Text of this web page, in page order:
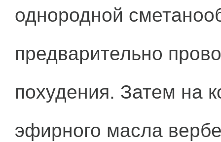
однородной
предварительно
похудения. Затем на
эфирного масла